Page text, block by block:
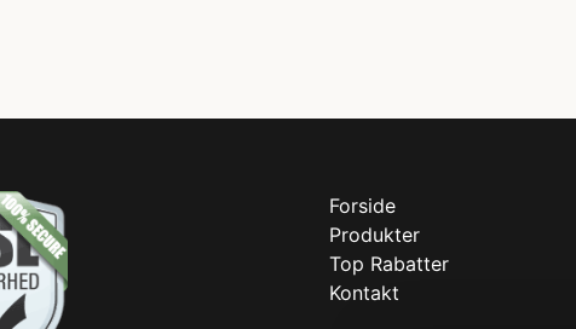
Forside
Produkter
Top Rabatter
Kontakt